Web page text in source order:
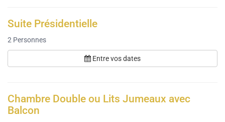
Suite Présidentielle
2 Personnes
Entre vos dates
Chambre Double ou Lits Jumeaux avec
Balcon